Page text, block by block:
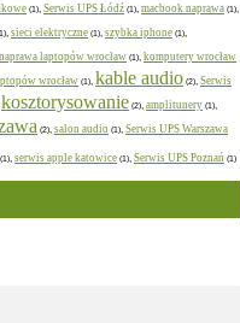
(1), Serwis UPS Łódź (1), macbook naprawa (1),
, sieci elektryczne (1), szybka iphone (1),
naprawa laptopów wrocław (1), komputery wrocław
wrocław (1), kable audio (2), Serwis
kosztorysowanie (2), amplitunery (1),
(2), salon audio (1), Serwis UPS Warszawa
(1), serwis apple katowice (1), Serwis UPS Poznań (1)